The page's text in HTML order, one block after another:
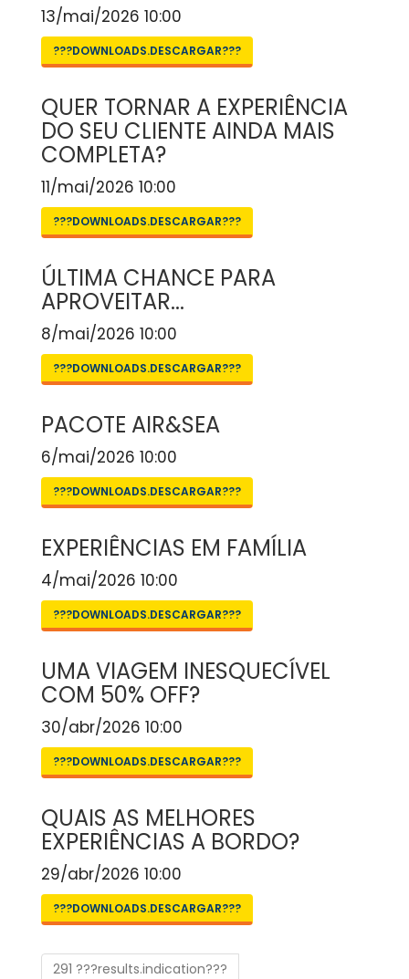
13/mai/2026 10:00
???DOWNLOADS.DESCARGAR???
QUER TORNAR A EXPERIÊNCIA
DO SEU CLIENTE AINDA MAIS
COMPLETA?
11/mai/2026 10:00
???DOWNLOADS.DESCARGAR???
ÚLTIMA CHANCE PARA
APROVEITAR...
8/mai/2026 10:00
???DOWNLOADS.DESCARGAR???
PACOTE AIR&SEA
6/mai/2026 10:00
???DOWNLOADS.DESCARGAR???
EXPERIÊNCIAS EM FAMÍLIA
4/mai/2026 10:00
???DOWNLOADS.DESCARGAR???
UMA VIAGEM INESQUECÍVEL
COM 50% OFF?
30/abr/2026 10:00
???DOWNLOADS.DESCARGAR???
QUAIS AS MELHORES
EXPERIÊNCIAS A BORDO?
29/abr/2026 10:00
???DOWNLOADS.DESCARGAR???
291 ???results.indication???